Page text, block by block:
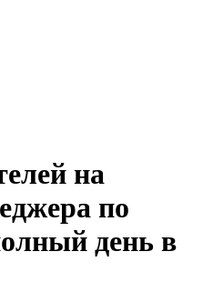
на
по
день в